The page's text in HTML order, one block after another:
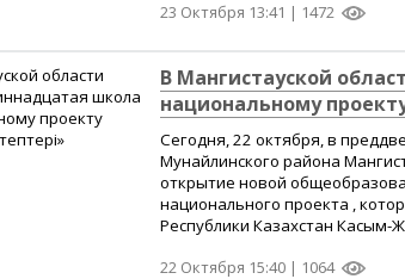
23 Октября 13:41 | 1472
В Мангистауской
национальному
Сегодня, 22 октября, в
Мунайлинского района
открытие новой
национального проекта ,
Республики Казахстан Касым-
22 Октября 15:40 | 1064